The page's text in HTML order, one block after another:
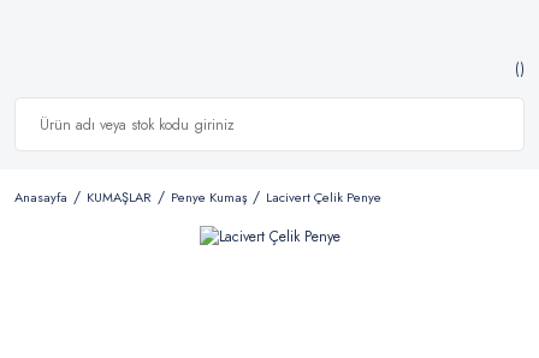
Anasayfa KUMAŞLAR Penye Kumaş Lacivert Çelik Penye